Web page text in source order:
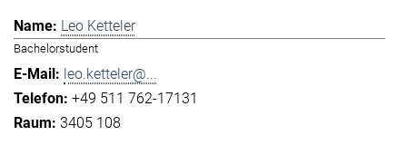
Leo Ketteler
Bachelorstudent
leo.ketteler@...
+49 511 762-17131
3405 108